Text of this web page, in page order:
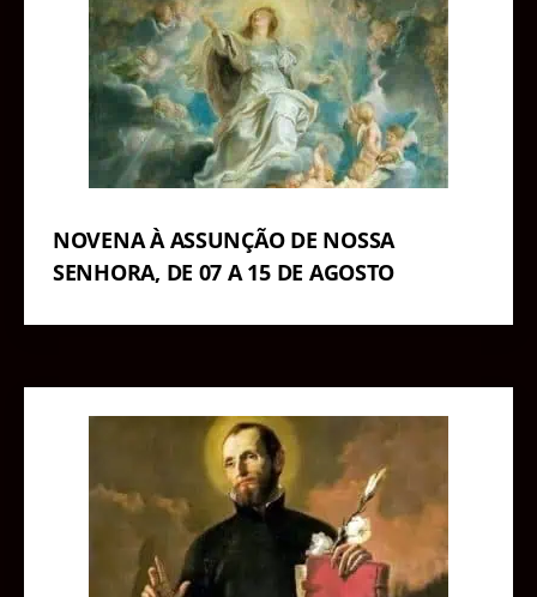
NOVENA À ASSUNÇÃO DE NOSSA
SENHORA, DE 07 A 15 DE AGOSTO